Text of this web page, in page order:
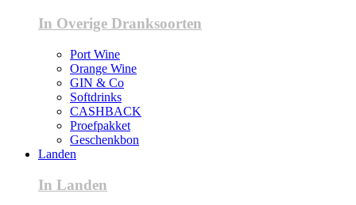
In Overige Dranksoorten
Port Wine
Orange Wine
GIN & Co
Softdrinks
CASHBACK
Proefpakket
Geschenkbon
Landen
In Landen